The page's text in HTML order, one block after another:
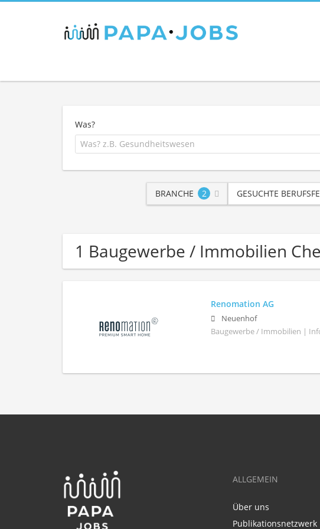
Was?
BRANCHE 2 GESUCHTE
1 Baugewerbe / Immobilien
Renomation AG
Neuenhof
Baugewerbe / Immobilien |
ALLGEMEIN
Über uns
Publikationsnetzwerk